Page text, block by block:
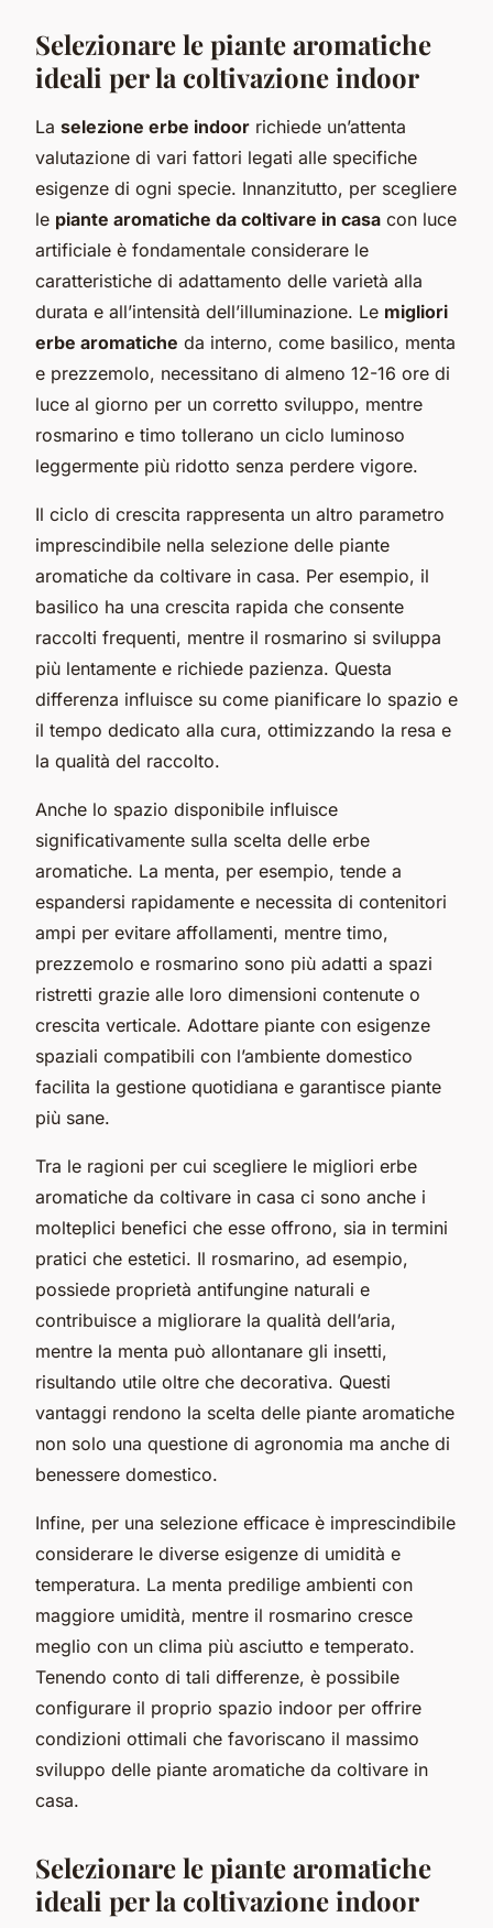
Selezionare le piante aromatiche
ideali per la coltivazione indoor
La selezione erbe indoor richiede un’attenta
valutazione di vari fattori legati alle specifiche
esigenze di ogni specie. Innanzitutto, per scegliere
le piante aromatiche da coltivare in casa con luce
artificiale è fondamentale considerare le
caratteristiche di adattamento delle varietà alla
durata e all’intensità dell’illuminazione. Le migliori
erbe aromatiche da interno, come basilico, menta
e prezzemolo, necessitano di almeno 12-16 ore di
luce al giorno per un corretto sviluppo, mentre
rosmarino e timo tollerano un ciclo luminoso
leggermente più ridotto senza perdere vigore.
Il ciclo di crescita rappresenta un altro parametro
imprescindibile nella selezione delle piante
aromatiche da coltivare in casa. Per esempio, il
basilico ha una crescita rapida che consente
raccolti frequenti, mentre il rosmarino si sviluppa
più lentamente e richiede pazienza. Questa
differenza influisce su come pianificare lo spazio e
il tempo dedicato alla cura, ottimizzando la resa e
la qualità del raccolto.
Anche lo spazio disponibile influisce
significativamente sulla scelta delle erbe
aromatiche. La menta, per esempio, tende a
espandersi rapidamente e necessita di contenitori
ampi per evitare affollamenti, mentre timo,
prezzemolo e rosmarino sono più adatti a spazi
ristretti grazie alle loro dimensioni contenute o
crescita verticale. Adottare piante con esigenze
spaziali compatibili con l’ambiente domestico
facilita la gestione quotidiana e garantisce piante
più sane.
Tra le ragioni per cui scegliere le migliori erbe
aromatiche da coltivare in casa ci sono anche i
molteplici benefici che esse offrono, sia in termini
pratici che estetici. Il rosmarino, ad esempio,
possiede proprietà antifungine naturali e
contribuisce a migliorare la qualità dell’aria,
mentre la menta può allontanare gli insetti,
risultando utile oltre che decorativa. Questi
vantaggi rendono la scelta delle piante aromatiche
non solo una questione di agronomia ma anche di
benessere domestico.
Infine, per una selezione efficace è imprescindibile
considerare le diverse esigenze di umidità e
temperatura. La menta predilige ambienti con
maggiore umidità, mentre il rosmarino cresce
meglio con un clima più asciutto e temperato.
Tenendo conto di tali differenze, è possibile
configurare il proprio spazio indoor per offrire
condizioni ottimali che favoriscano il massimo
sviluppo delle piante aromatiche da coltivare in
casa.
Selezionare le piante aromatiche
ideali per la coltivazione indoor